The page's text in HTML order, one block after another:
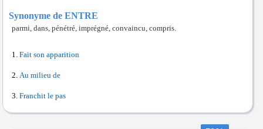
Synonyme de ENTRE
parmi, dans, pénétré, imprégné, convaincu, compris.
Fait son apparition
Au milieu de
Franchit le pas